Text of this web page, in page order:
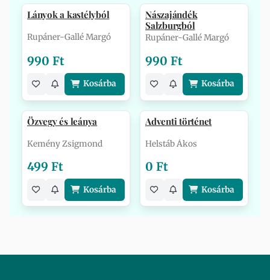
Lányok a kastélyból
Rupáner-Gallé Margó
990 Ft
Kosárba
Nászajándék
Salzburgból
Rupáner-Gallé Margó
990 Ft
Kosárba
Özvegy és leánya
Kemény Zsigmond
499 Ft
Kosárba
Adventi történet
Helstáb Ákos
0 Ft
Kosárba